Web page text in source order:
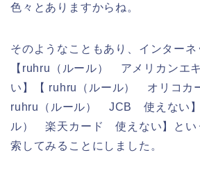
色々とありますからね。
そのようなこともあり、インターネ
【ruhru（ルール） アメリカンエ
い】【 ruhru（ルール） オリコカ
ruhru（ルール） JCB 使えない
ル） 楽天カード 使えない】とい
索してみることにしました。